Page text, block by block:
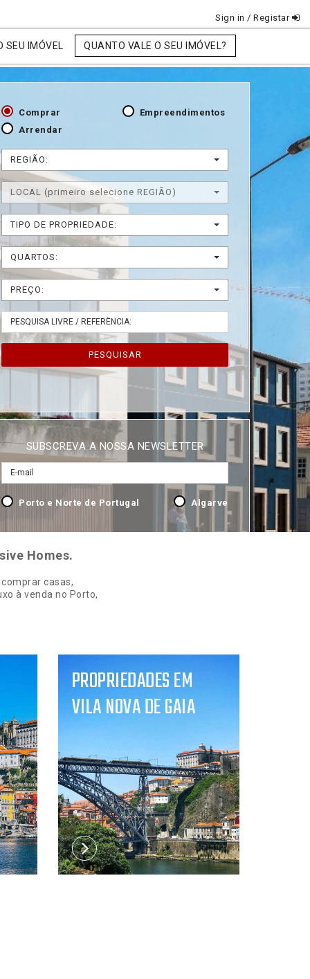
Sign in / Registar
SEU IMÓVEL QUANTO VALE O SEU IMÓVEL?
Comprar
Empreendimentos
Arrendar
REGIÃO:
LOCAL (primeiro selecione REGIÃO)
TIPO DE PROPRIEDADE:
QUARTOS:
PREÇO:
PESQUISAR
SUBSCREVA A NOSSA NEWSLETTER
Porto e Norte de Portugal Algarve
Homes.
comprar casas,
à venda no Porto,
PROPRIEDADES EM
VILA NOVA DE GAIA